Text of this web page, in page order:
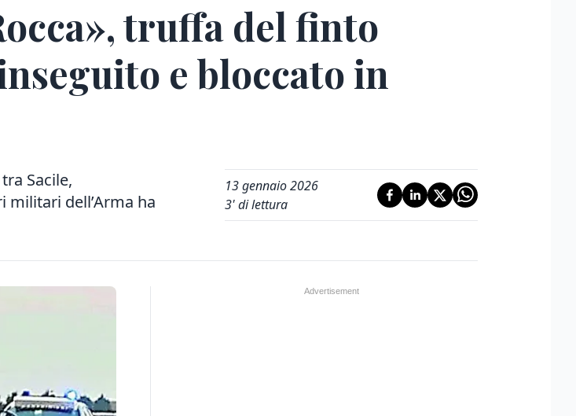
truffa del finto
e bloccato in
Sacile,
militari dell’Arma ha
13 gennaio 2026
3' di lettura